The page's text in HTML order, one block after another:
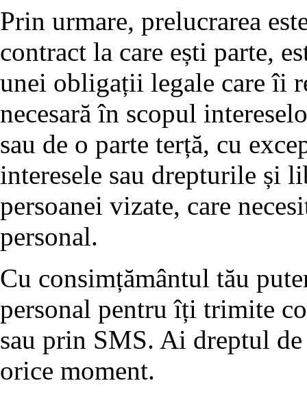
Prin urmare, prelucrarea
contract la care ești parte,
unei obligații legale care îi
necesară în scopul
sau de o parte terță, cu
interesele sau drepturile și
persoanei vizate, care
personal.
Cu consimțământul tău
personal pentru îți trimite
sau prin SMS. Ai dreptul
orice moment.